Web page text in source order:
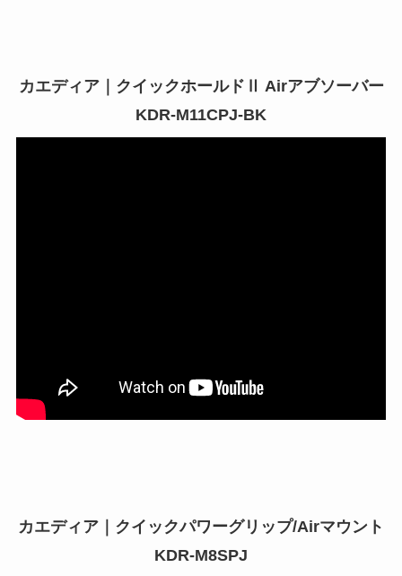
カエディア｜クイックホールドⅡ Airアブソーバー
KDR-M11CPJ-BK
カエディア｜クイックパワーグリップ/Airマウント
KDR-M8SPJ